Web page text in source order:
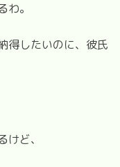
。
得したいのに、彼氏
ど、